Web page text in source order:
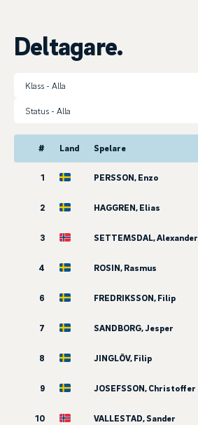
Deltagare.
Klass
Status
# Land Spelare
1 PERSSON, Enzo
2 HAGGREN, Elias
3 SETTEMSDAL, Alexander
4 ROSIN, Rasmus
6 FREDRIKSSON, Filip
7 SANDBORG, Jesper
8 JINGLÖV, Filip
9 JOSEFSSON, Christoffer
10 VALLESTAD, Sander